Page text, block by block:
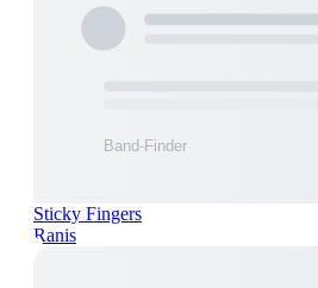
Sticky Fingers
Ranis